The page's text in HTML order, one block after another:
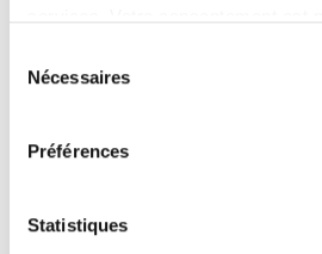
Nécessaires
Préférences
Statistiques
klachten van de klanten, …
Je hebt een diploma in een
Je hebt 1 à 2 jaar ervaring in
Je bent Nederlandstalig,